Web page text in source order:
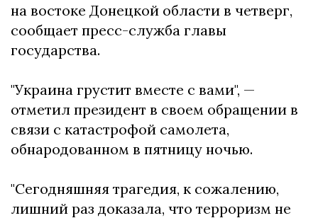
на востоке Донецкой области в четверг,
сообщает пресс-служба главы
государства.
"Украина грустит вместе с вами", —
отметил президент в своем обращении в
связи с катастрофой самолета,
обнародованном в пятницу ночью.
"Сегодняшняя трагедия, к сожалению,
лишний раз доказала, что терроризм не